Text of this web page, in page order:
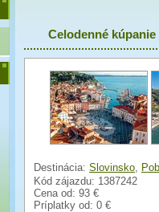
Celodenné
Destinácia: Slovinsko,
Kód zájazdu: 1387242
Cena od: 93 €
Príplatky od: 0 €